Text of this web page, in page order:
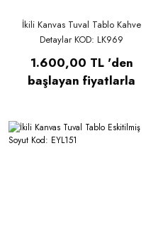
İkili Kanvas Tuval Tablo Kahve
Detaylar KOD: LK969
1.600,00 TL 'den
başlayan fiyatlarla